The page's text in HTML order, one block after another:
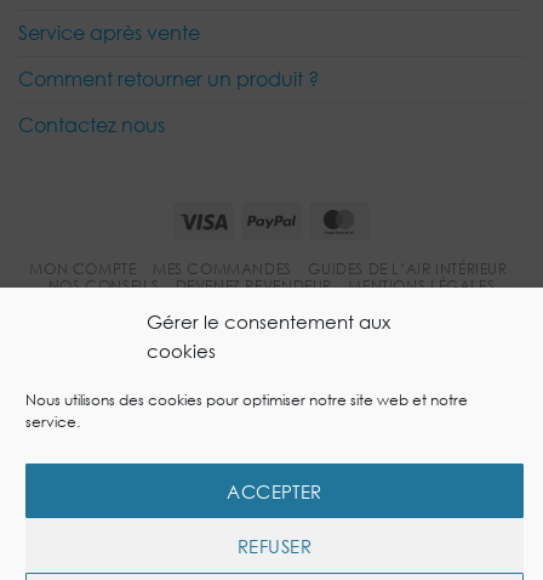
Gérer le consentement aux
cookies
Nous utilisons des cookies pour optimiser notre site web et notre
service.
ACCEPTER
REFUSER
Service après vente
Comment retourner un produit ?
Contactez nous
Visa PayPal
MON COMPTE MES COMMANDES
GUIDES DE L’AIR INTÉRIEUR
NOS CONSEILS
DEVENEZ REVENDEUR
MENTIONS LÉGALES